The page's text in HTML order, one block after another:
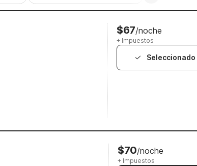
$67/noche
+ Impuestos
Seleccionado
$70/noche
+ Impuestos